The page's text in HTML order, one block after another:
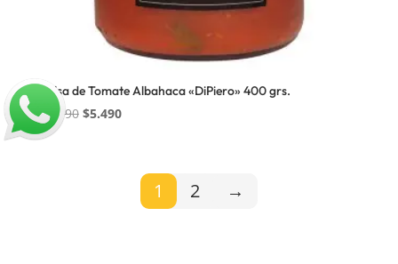
Salsa de Tomate Albahaca «DiPiero» 400 grs.
$5.990 El
$5.490El
$5.490.
1 2 →